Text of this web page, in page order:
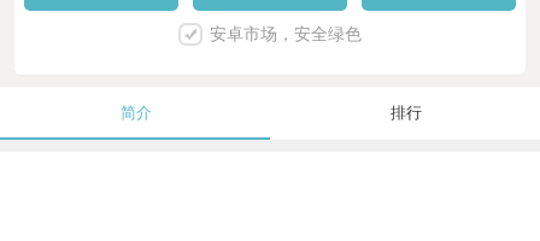
安卓市场，安全绿色
简介 排行